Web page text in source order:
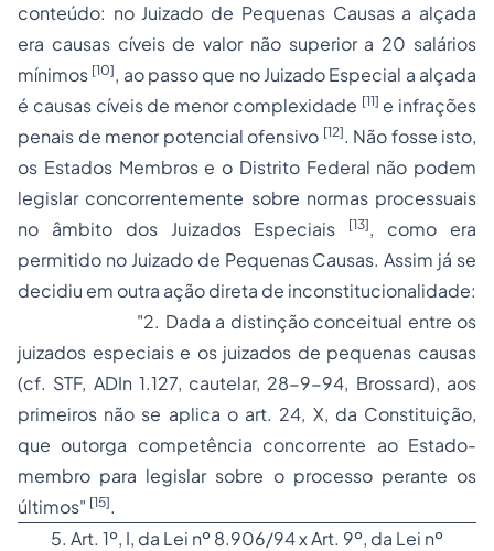
conteúdo: no Juizado de Pequenas Causas a alçada
era causas cíveis de valor não superior a 20 salários
mínimos [10], ao passo que no Juizado Especial a alçada
é causas cíveis de menor complexidade [11] e infrações
penais de menor potencial ofensivo [12]. Não fosse isto,
os Estados Membros e o Distrito Federal não podem
legislar concorrentemente sobre normas processuais
no âmbito dos Juizados Especiais
[13], como era
permitido no Juizado de Pequenas Causas. Assim já se
decidiu em outra ação direta de inconstitucionalidade:
"2. Dada a distinção conceitual entre os
juizados especiais e os juizados de pequenas causas
(cf. STF, ADIn 1.127, cautelar, 28-9-94, Brossard), aos
primeiros não se aplica o art. 24, X, da Constituição,
que outorga competência concorrente ao Estado-
membro para legislar sobre o processo perante os
últimos" [15].
5. Art. 1º, I, da Lei nº 8.906/94 x Art. 9º, da Lei nº